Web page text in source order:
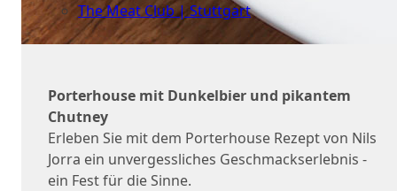
The Meat Club | Stuttgart
Geschäftskunden
Porterhouse mit Dunkelbier und pikantem
Chutney
Erleben Sie mit dem Porterhouse Rezept von Nils
Jorra ein unvergessliches Geschmackserlebnis -
ein Fest für die Sinne.